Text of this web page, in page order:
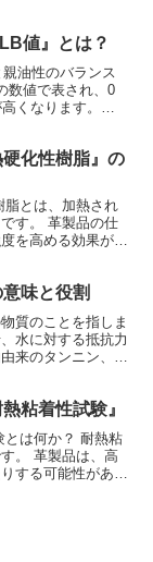
（ＷＴＯ）の「統
される関税率を
に応じて課される
税）のいずれかで
関税率です。 ・
用される、通常の
値』とは？
数値で表され、0
くなります。
、水に溶けやすい
値が高くなりま
めです。一方、乳
なります。これ
値は、
性能は、分子構
決まります。
化性樹脂』の
す。 革製品の仕
を高める効果があ
は、耐熱性に優れ
樹脂は、透明性が
によく用いられま
れているため、革
タンなどのパーツ
があり、耐熱性や
長く美しく使用す
味と役割
質のことを指しま
水に対する抵抗力
来のタンニン、鉱
強度や耐久性を高
粘着性試験』
。 革製品は、高
する可能性があり